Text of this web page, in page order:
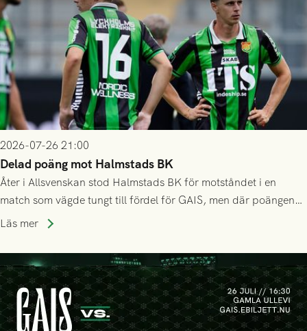
2026-07-26 21:00
Delad poäng mot Halmstads BK
Åter i Allsvenskan stod Halmstads BK för motståndet i en
match som vägde tungt till fördel för GAIS, men där poängen
delades efter dramatik på tilläggstid.
Läs mer